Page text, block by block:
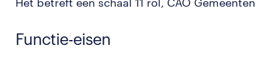
Functie-eisen